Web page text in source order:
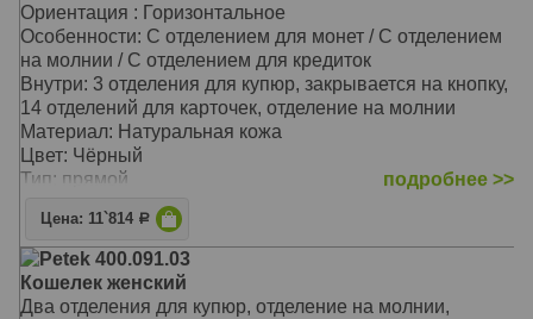
Ориентация : Горизонтальное
Особенности: С отделением для монет / С отделением
на молнии / С отделением для кредиток
Внутри: 3 отделения для купюр, закрывается на кнопку,
14 отделений для карточек, отделение на молнии
Материал: Натуральная кожа
Цвет: Чёрный
Тип: прямой
Размер: 18,5х9,0 см
подробнее >>
Цена: 11`814 Р
Petek 400.091.03
Кошелек женский
Два отделения для купюр, отделение на молнии,